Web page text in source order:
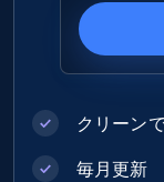
Social media
6.6K+
クリーン
毎月更新